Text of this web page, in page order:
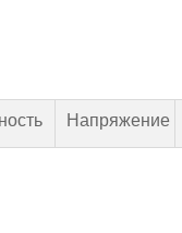
Напряжение